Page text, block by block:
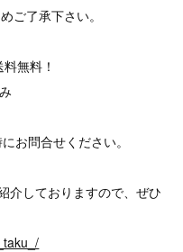
ご了承下さい。
無料！
お問合せください。
介しておりますので、ぜひ